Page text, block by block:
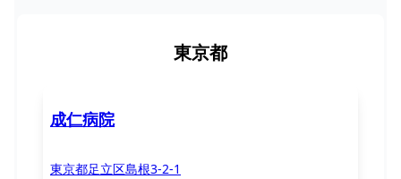
東京都
成仁病院
東京都足立区島根3-2-1